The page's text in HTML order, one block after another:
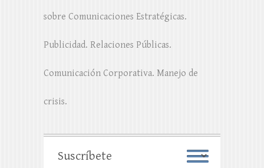
sobre Comunicaciones Estratégicas.
Publicidad. Relaciones Públicas.
Comunicación Corporativa. Manejo de
crisis.